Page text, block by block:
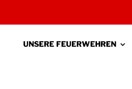
UNSERE FEUERWEHREN